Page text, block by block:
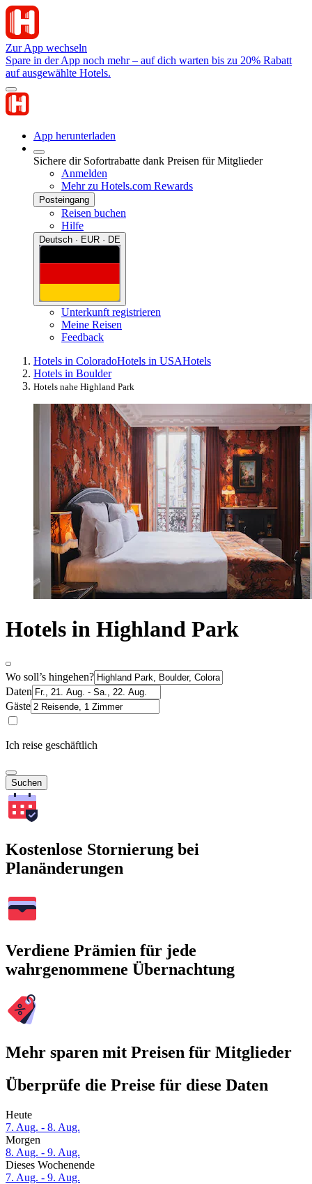
Zur App wechseln
Spare in der App noch mehr – auf dich warten bis zu 20% Rabatt
auf ausgewählte Hotels.
App herunterladen
Sichere dir Sofortrabatte dank Preisen für Mitglieder
Anmelden
Mehr zu Hotels.com Rewards
Posteingang
Reisen buchen
Hilfe
Deutsch · EUR · DE
Unterkunft registrieren
Meine Reisen
Feedback
Hotels in ColoradoHotels in USAHotels
Hotels in Boulder
Hotels nahe Highland Park
Hotels in Highland Park
Wo soll’s hingehen?
Daten
Gäste
Ich reise geschäftlich
Suchen
Kostenlose Stornierung bei
Planänderungen
Verdiene Prämien für jede
wahrgenommene Übernachtung
Mehr sparen mit Preisen für Mitglieder
Überprüfe die Preise für diese Daten
Heute
7. Aug. - 8. Aug.
Morgen
8. Aug. - 9. Aug.
Dieses Wochenende
7. Aug. - 9. Aug.